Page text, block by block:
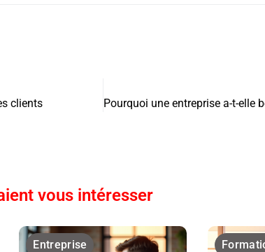
clients
vous intéresser
Entreprise